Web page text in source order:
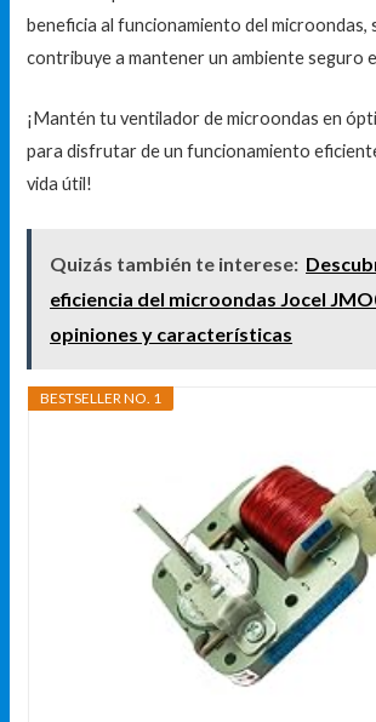
beneficia al funcionamiento del microondas,
contribuye a mantener un ambiente seguro
¡Mantén tu ventilador de microondas en
para disfrutar de un funcionamiento
vida útil!
Quizás también te interese:
eficiencia del microondas Jocel
opiniones y características
BESTSELLER NO. 1